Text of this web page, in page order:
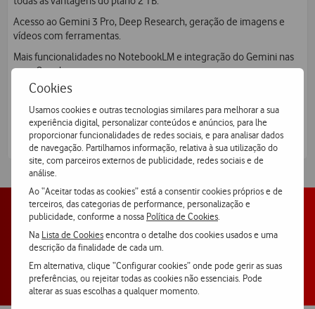
Cookies
Usamos cookies e outras tecnologias similares para melhorar a sua
experiência digital, personalizar conteúdos e anúncios, para lhe
proporcionar funcionalidades de redes sociais, e para analisar dados
de navegação. Partilhamos informação, relativa à sua utilização do
site, com parceiros externos de publicidade, redes sociais e de
análise.
Ao “Aceitar todas as cookies” está a consentir cookies próprios e de
terceiros, das categorias de performance, personalização e
publicidade, conforme a nossa Política de Cookies
Na Lista de Cookiesencontra o detalhe dos cookies usados e uma
descrição da finalidade de cada um.
Em alternativa, clique “Configurar cookies” onde pode gerir as suas
preferências, ou rejeitar todas as cookies não essenciais. Pode
alterar as suas escolhas a qualquer momento.
Acesso ao Gemini 3 Pro, Deep Research, geração de imagens e
vídeos com ferramentas.
Mais funcionalidades no NotebookLM e integração do Gemini nas
apps Google.
Limites superiores nas ferramentas Jules, Gemini Code Assist,
entre outros.
€21,99/mês
Google One disponível em Android e iOS